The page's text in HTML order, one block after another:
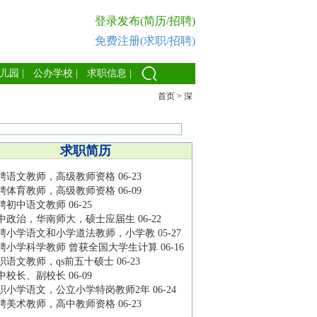
登录发布(简历/招聘)
免费注册(求职/招聘)
园 公办学校 求职信息
首页 > 深
求职简历
语文教师，高级教师资格 06-23
体育教师，高级教师资格 06-09
初中语文教师 06-25
政治，华南师大，硕士应届生 06-22
小学语文和小学道法教师，小学教 05-27
小学科学教师 曾获全国大学生计算 06-16
语文教师，qs前五十硕士 06-23
校长、副校长 06-09
小学语文，公立小学特岗教师2年 06-24
美术教师，高中教师资格 06-23